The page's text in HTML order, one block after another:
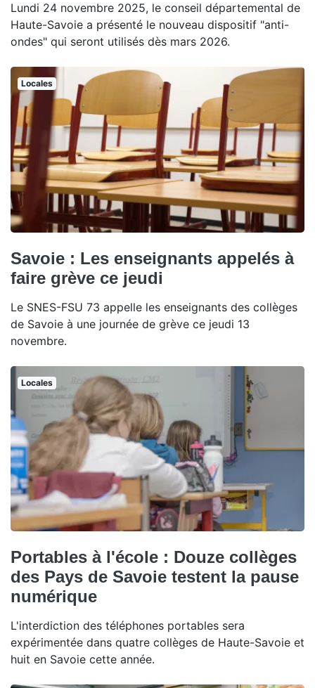
Lundi 24 novembre 2025, le conseil départemental de
Haute-Savoie a présenté le nouveau dispositif "anti-
ondes" qui seront utilisés dès mars 2026.
Locales
Savoie : Les enseignants appelés à
faire grève ce jeudi
Le SNES-FSU 73 appelle les enseignants des collèges
de Savoie à une journée de grève ce jeudi 13
novembre.
Locales
Portables à l'école : Douze collèges
des Pays de Savoie testent la pause
numérique
L'interdiction des téléphones portables sera
expérimentée dans quatre collèges de Haute-Savoie et
huit en Savoie cette année.